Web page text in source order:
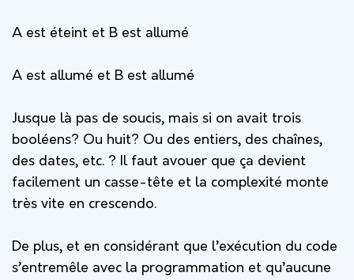
A est éteint et B est allumé
A est allumé et B est allumé
Jusque là pas de soucis, mais si on avait trois
booléens? Ou huit? Ou des entiers, des chaînes,
des dates, etc. ? Il faut avouer que ça devient
facilement un casse-tête et la complexité monte
très vite en crescendo.
De plus, et en considérant que l’exécution du code
s’entremêle avec la programmation et qu’aucune